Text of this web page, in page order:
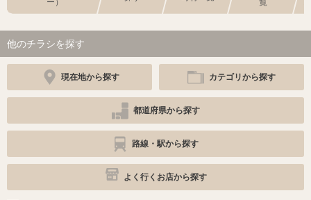
ー）
覧
他のチラシを探す
現在地から探す カテゴリから探す
都道府県から探す
路線・駅から探す
よく行くお店から探す